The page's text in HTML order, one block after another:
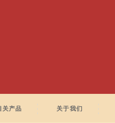
关产品 关于我们